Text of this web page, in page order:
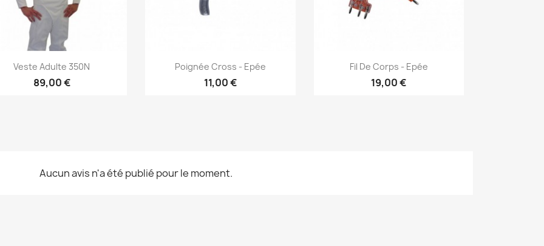
Aperçu rapide
Veste Adulte 350N
89,00 €
Aperçu rapide
Poignée Cross - Epée
11,00 €
Aperçu rapide
Fil De Corps - Epée
19,00 €
Aucun avis n'a été publié pour le moment.